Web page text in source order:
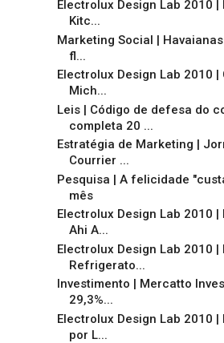
Electrolux Design Lab 2010
Kitc...
Marketing Social |
fl...
Electrolux Design Lab 2010 |
Mich...
Leis | Código de defesa do
completa 20 ...
Estratégia de Marketing |
Courrier ...
Pesquisa | A felicidade
mês
Electrolux Design Lab 2010 |
Ahi A...
Electrolux Design Lab 2010 |
Refrigerato...
Investimento | Mercatto
29,3%...
Electrolux Design Lab 2010 |
por L...